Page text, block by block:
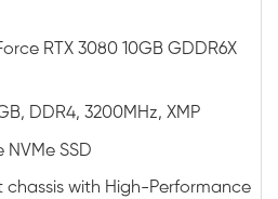
RTX 3080 10GB GDDR6X
DDR4, 3200MHz, XMP
NVMe SSD
chassis with High-Performance